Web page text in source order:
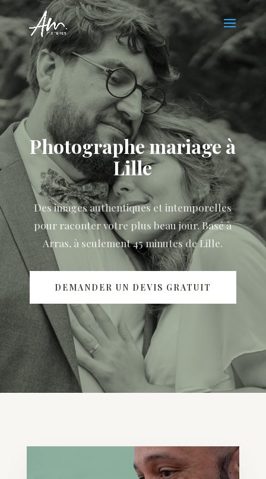
Photographe mariage à
Lille
Des images authentiques et intemporelles
pour raconter votre plus beau jour. Basé à
Arras, à seulement 45 minutes de Lille.
DEMANDER UN DEVIS GRATUIT